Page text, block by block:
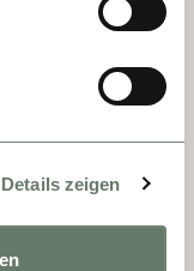
Details zeigen
die größte
werden in